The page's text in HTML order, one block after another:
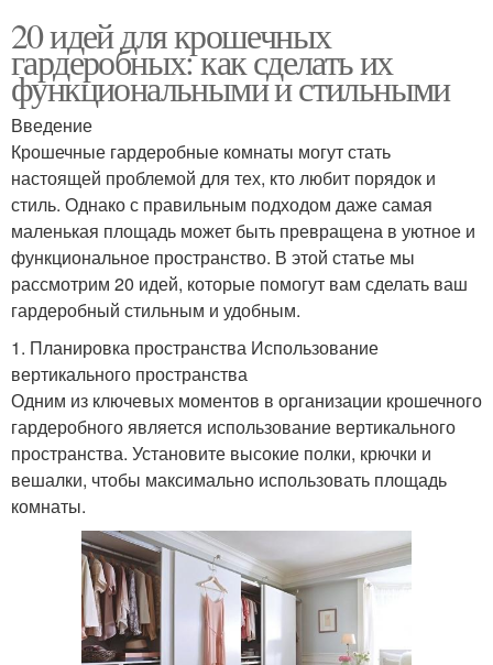
20 идей для крошечных
гардеробных: как сделать их
функциональными и стильными
Введение
Крошечные гардеробные комнаты могут стать
настоящей проблемой для тех, кто любит порядок и
стиль. Однако с правильным подходом даже самая
маленькая площадь может быть превращена в уютное и
функциональное пространство. В этой статье мы
рассмотрим 20 идей, которые помогут вам сделать ваш
гардеробный стильным и удобным.
1. Планировка пространства Использование
вертикального пространства
Одним из ключевых моментов в организации крошечного
гардеробного является использование вертикального
пространства. Установите высокие полки, крючки и
вешалки, чтобы максимально использовать площадь
комнаты.